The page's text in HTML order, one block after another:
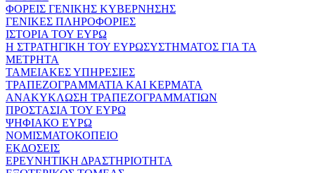
ΦΟΡΕΙΣ ΓΕΝΙΚΗΣ ΚΥΒΕΡΝΗΣΗΣ
ΓΕΝΙΚΕΣ ΠΛΗΡΟΦΟΡΙΕΣ
ΙΣΤΟΡΙΑ ΤΟΥ ΕΥΡΩ
Η ΣΤΡΑΤΗΓΙΚΗ ΤΟΥ ΕΥΡΩΣΥΣΤΗΜΑΤΟΣ ΓΙΑ ΤΑ
ΜΕΤΡΗΤΑ
ΤΑΜΕΙΑΚΕΣ ΥΠΗΡΕΣΙΕΣ
ΤΡΑΠΕΖΟΓΡΑΜΜΑΤΙΑ ΚΑΙ ΚΕΡΜΑΤΑ
ΑΝΑΚΥΚΛΩΣΗ ΤΡΑΠΕΖΟΓΡΑΜΜΑΤΙΩΝ
ΠΡΟΣΤΑΣΙΑ ΤΟΥ ΕΥΡΩ
ΨΗΦΙΑΚΟ ΕΥΡΩ
ΝΟΜΙΣΜΑΤΟΚΟΠΕΙΟ
ΕΚΔΟΣΕΙΣ
ΕΡΕΥΝΗΤΙΚΗ ΔΡΑΣΤΗΡΙΟΤΗΤΑ